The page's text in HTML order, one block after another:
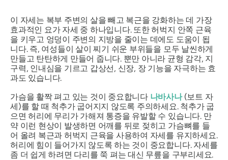
이 자세는 복부 주변의 살을 빼고 복근을 강화하는 데 가장
효과적인 요가 자세 중 하나입니다. 또한 허벅지 안쪽 근육
을 키우고 엉덩이 주변의 지방을 줄이는 데에도 도움이 됩
니다. 즉, 여성들이 살이 찌기 쉬운 부위들을 모두 날씬하게
만들고 탄탄하게 만들어 줍니다. 뿐만 아니라 균형 감각, 지
구력, 인내심을 기르고 갑상선, 신장, 장 기능을 자극하는 효
과도 있습니다.
가슴을 활짝 펴고 있는 것이 중요합니다 나바사나(보트 자
세)를 할 때 척추가 굽어지지 않도록 주의하세요. 척추가 굽
으면 허리에 무리가 가해져 통증을 유발할 수 있습니다. 만
약 이런 현상이 발생하면 어깨를 뒤로 젖히고 가슴뼈를 들
어 올려 복근과 허벅지 근육을 사용하여 자세를 유지하세요.
허리에 힘이 들어가지 않도록 하는 것이 중요합니다. 자세를
좀 더 쉽게 하려면 다리를 쭉 펴는 대신 무릎을 구부리세요.